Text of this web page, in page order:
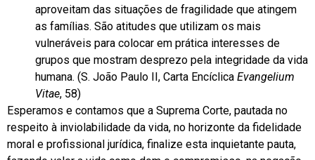
aproveitam das situações de fragilidade que atingem
as famílias. São atitudes que utilizam os mais
vulneráveis para colocar em prática interesses de
grupos que mostram desprezo pela integridade da vida
humana. (S. João Paulo II, Carta Encíclica Evangelium
Vitae, 58)
Esperamos e contamos que a Suprema Corte, pautada no
respeito à inviolabilidade da vida, no horizonte da fidelidade
moral e profissional jurídica, finalize esta inquietante pauta,